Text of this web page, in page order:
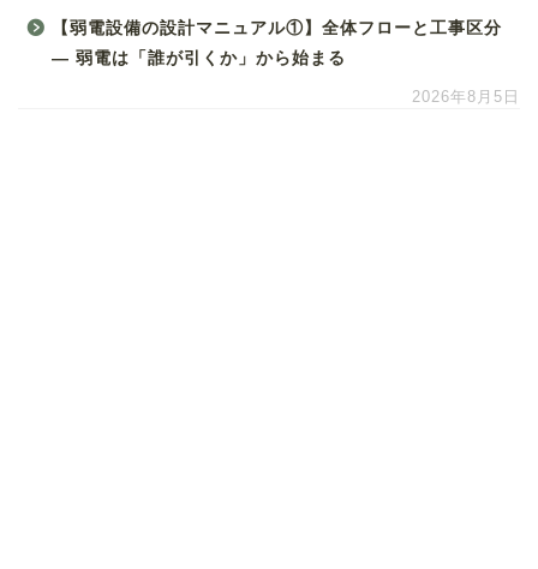
【弱電設備の設計マニュアル①】全体フローと工事区分
― 弱電は「誰が引くか」から始まる
2026年8月5日